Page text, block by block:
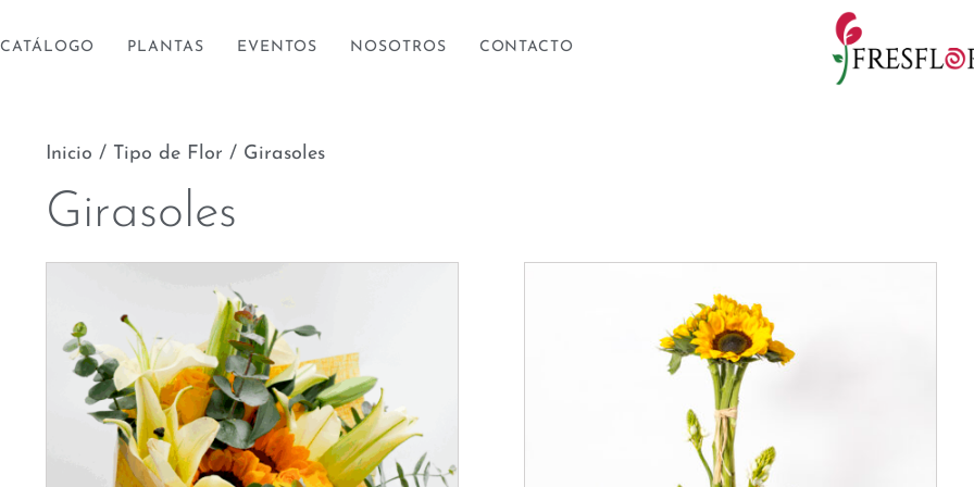
CATÁLOGO PLANTAS EVENTOS NOSOTROS CONTACTO
Inicio / Tipo de Flor / Girasoles
Girasoles